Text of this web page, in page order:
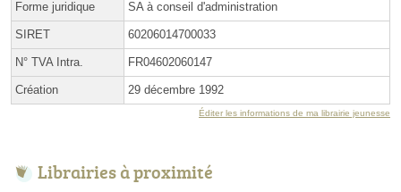
Forme juridique SA à conseil d'administration
SIRET 60206014700033
N° TVA Intra. FR04602060147
Création 29 décembre 1992
Éditer les informations de ma librairie jeunesse
Librairies à proximité